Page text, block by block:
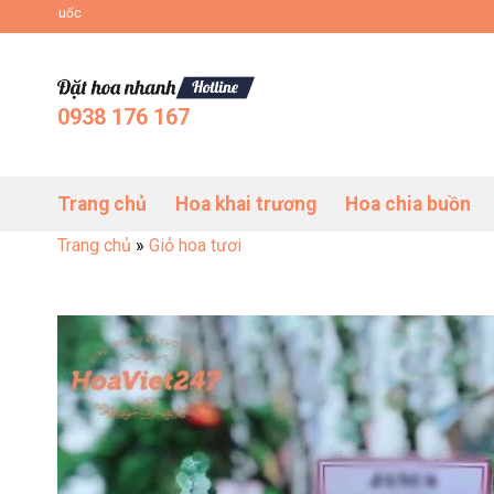
qua
0938 176 167
Trang chủ Hoa khai trương Hoa chia buồn
Trang chủ » Giỏ hoa tươi